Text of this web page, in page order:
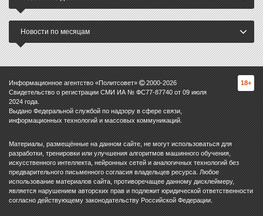
Новости по месяцам
Информационное агентство «Политсовет» 2000-2026
Свидетельство о регистрации СМИ ИА № ФС77-87740 от 09 июля
2024 года.
Выдано Федеральной службой по надзору в сфере связи,
информационных технологий и массовых коммуникаций.
18+
Материалы, размещённые на данном сайте, не могут использоваться для
разработки, тренировки или улучшения алгоритмов машинного обучения,
искусственного интеллекта, нейронных сетей и аналогичных технологий без
предварительного письменного согласия владельцев ресурса. Любое
использование материалов сайта, противоречащее данному дисклеймеру,
является нарушением авторских прав и подлежит юридической ответственности
согласно действующему законодательству Российской Федерации.